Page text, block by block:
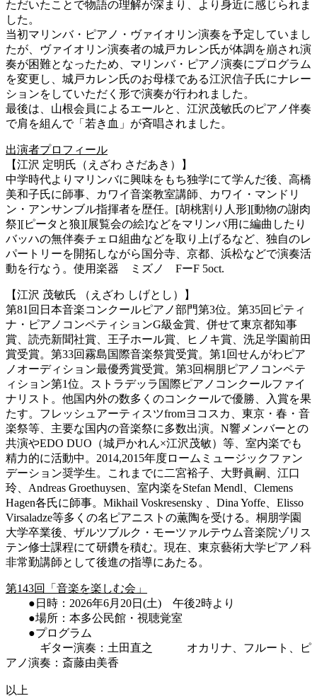
ただいたことで物語の理解が深まり、より身近に感じられま
した。
当初マリンバ・ピアノ・ヴァイオリン演奏を予定していまし
たが、ヴァイオリン演奏者の城戸カレン氏が体調を崩され演
奏が困難となったため、マリンバ・ピアノ演奏にプログラム
を変更し、城戸カレン氏のお母様である江沢信子氏にナレー
ションをしていただく形で演奏が行われました。
最後は、山根会員によるエールと、江沢茂敏氏のピアノ伴奏
で肩を組んで「若き血」が斉唱されました。
出演者プロフィール
【江沢 定明氏（えざわ さだあき）】
中学時代よりマリンバに興味をもち独学にて学んだ後、高橋
美和子氏に師事、カワイ音楽教室講師、カワイ・マンドリ
ン・アンサンブル指揮者を歴任。[胡桃割り人形][動物の謝肉
祭][ピータと狼][展覧会の絵]などをマリンバ用に編曲したり
バッハの無伴奏チェロ組曲などを取り上げるなど、独自のレ
パートリーを開拓しながら国分寺、京都、浜松などで演奏活
動を行なう。使用楽器 ミズノ FーF 5oct.
【江沢 茂敏氏 （えざわ しげとし）】
第81回日本音楽コンクールピアノ部門第3位。第35回ピティ
ナ・ピアノコンペティションG級金賞、併せて東京都知事
賞、読売新聞社賞、王子ホール賞、ヒノキ賞、洗足学園前田
賞受賞。第33回霧島国際音楽祭賞受賞。第1回せんがわピア
ノオーディション最優秀賞受賞。第3回桐朋ピアノコンペテ
ィション第1位。ストラデッラ国際ピアノコンクールファイ
ナリスト。他国内外の数多くのコンクールで優勝、入賞を果
たす。フレッシュアーティスツfromヨコスカ、東京・春・音
楽祭等、主要な国内の音楽祭に多数出演。N響メンバーとの
共演やEDO DUO（城戸かれん×江沢茂敏）等、室内楽でも
精力的に活動中。2014,2015年度ロームミュージックファン
デーション奨学生。これまでに二宮裕子、大野眞嗣、江口
玲、Andreas Groethuysen、室内楽をStefan Mendl、Clemens
Hagen各氏に師事。Mikhail Voskresensky 、Dina Yoffe、Elisso
Virsaladze等多くの名ピアニストの薫陶を受ける。桐朋学園
大学卒業後、ザルツブルク・モーツァルテウム音楽院ゾリス
テン修士課程にて研鑽を積む。現在、東京藝術大学ピアノ科
非常勤講師として後進の指導にあたる。
第143回「音楽を楽しむ会」
●日時：2026年6月20日(土) 午後2時より
●場所：本多公民館・視聴覚室
●プログラム
ギター演奏：土田直之 オカリナ、フルート、ピ
アノ演奏：斎藤由美香
以上